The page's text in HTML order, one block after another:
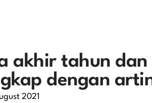
akhir tahun
dengan
2021